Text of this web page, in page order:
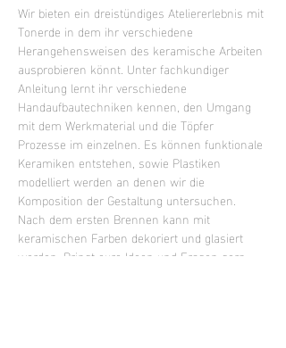
Wir bieten ein dreistündiges Ateliererlebnis mit
Tonerde in dem ihr verschiedene
Herangehensweisen des keramische Arbeiten
ausprobieren könnt. Unter fachkundiger
Anleitung lernt ihr verschiedene
Handaufbautechniken kennen, den Umgang
mit dem Werkmaterial und die Töpfer
Prozesse im einzelnen. Es können funktionale
Keramiken entstehen, sowie Plastiken
modelliert werden an denen wir die
Komposition der Gestaltung untersuchen.
Nach dem ersten Brennen kann mit
keramischen Farben dekoriert und glasiert
werden. Bringt eure Ideen und Fragen gern